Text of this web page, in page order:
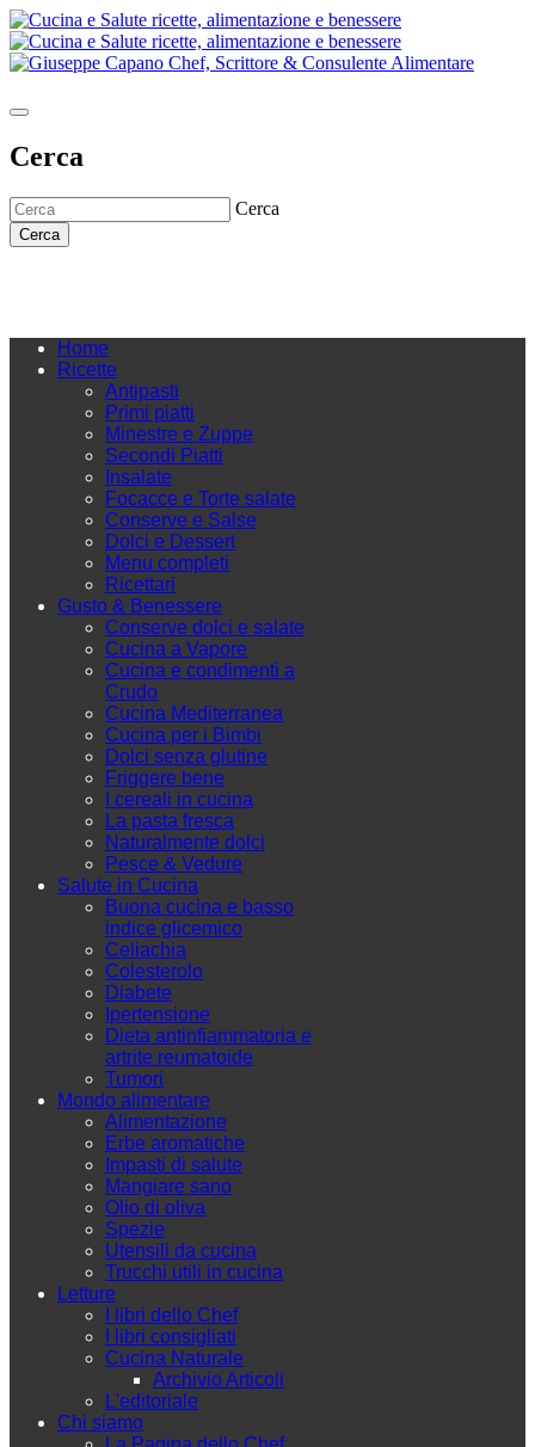
Cerca
Cerca
Cerca
Home
Ricette
Antipasti
Primi piatti
Minestre e Zuppe
Secondi Piatti
Insalate
Focacce e Torte salate
Conserve e Salse
Dolci e Dessert
Menu completi
Ricettari
Gusto & Benessere
Conserve dolci e salate
Cucina a Vapore
Cucina e condimenti a
Crudo
Cucina Mediterranea
Cucina per i Bimbi
Dolci senza glutine
Friggere bene
I cereali in cucina
La pasta fresca
Naturalmente dolci
Pesce & Vedure
Salute in Cucina
Buona cucina e basso
indice glicemico
Celiachia
Colesterolo
Diabete
Ipertensione
Dieta antinfiammatoria e
artrite reumatoide
Tumori
Mondo alimentare
Alimentazione
Erbe aromatiche
Impasti di salute
Mangiare sano
Olio di oliva
Spezie
Utensili da cucina
Trucchi utili in cucina
Letture
I libri dello Chef
I libri consigliati
Cucina Naturale
Archivio Articoli
L'editoriale
Chi siamo